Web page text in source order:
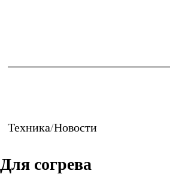
Техника/Новости
Для согрева